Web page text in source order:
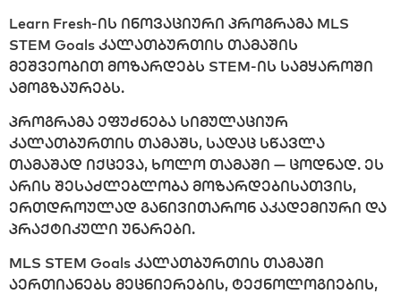
Learn Fresh-ის ინოვაციური პროგრამა MLS
STEM Goals კალათბურთის თამაშის
მეშვეობით მოზარდებს STEM-ის სამყაროში
ამოგზაურებს.
პროგრამა ეფუძნება სიმულაციურ
კალათბურთის თამაშს, სადაც სწავლა
თამაშად იქცევა, ხოლო თამაში — ცოდნად. ეს
არის შესაძლებლობა მოზარდებისათვის,
ერთდროულად განივითარონ აკადემიური და
პრაქტიკული უნარები.
MLS STEM Goals კალათბურთის თამაში
აერთიანებს მეცნიერების, ტექნოლოგიების,